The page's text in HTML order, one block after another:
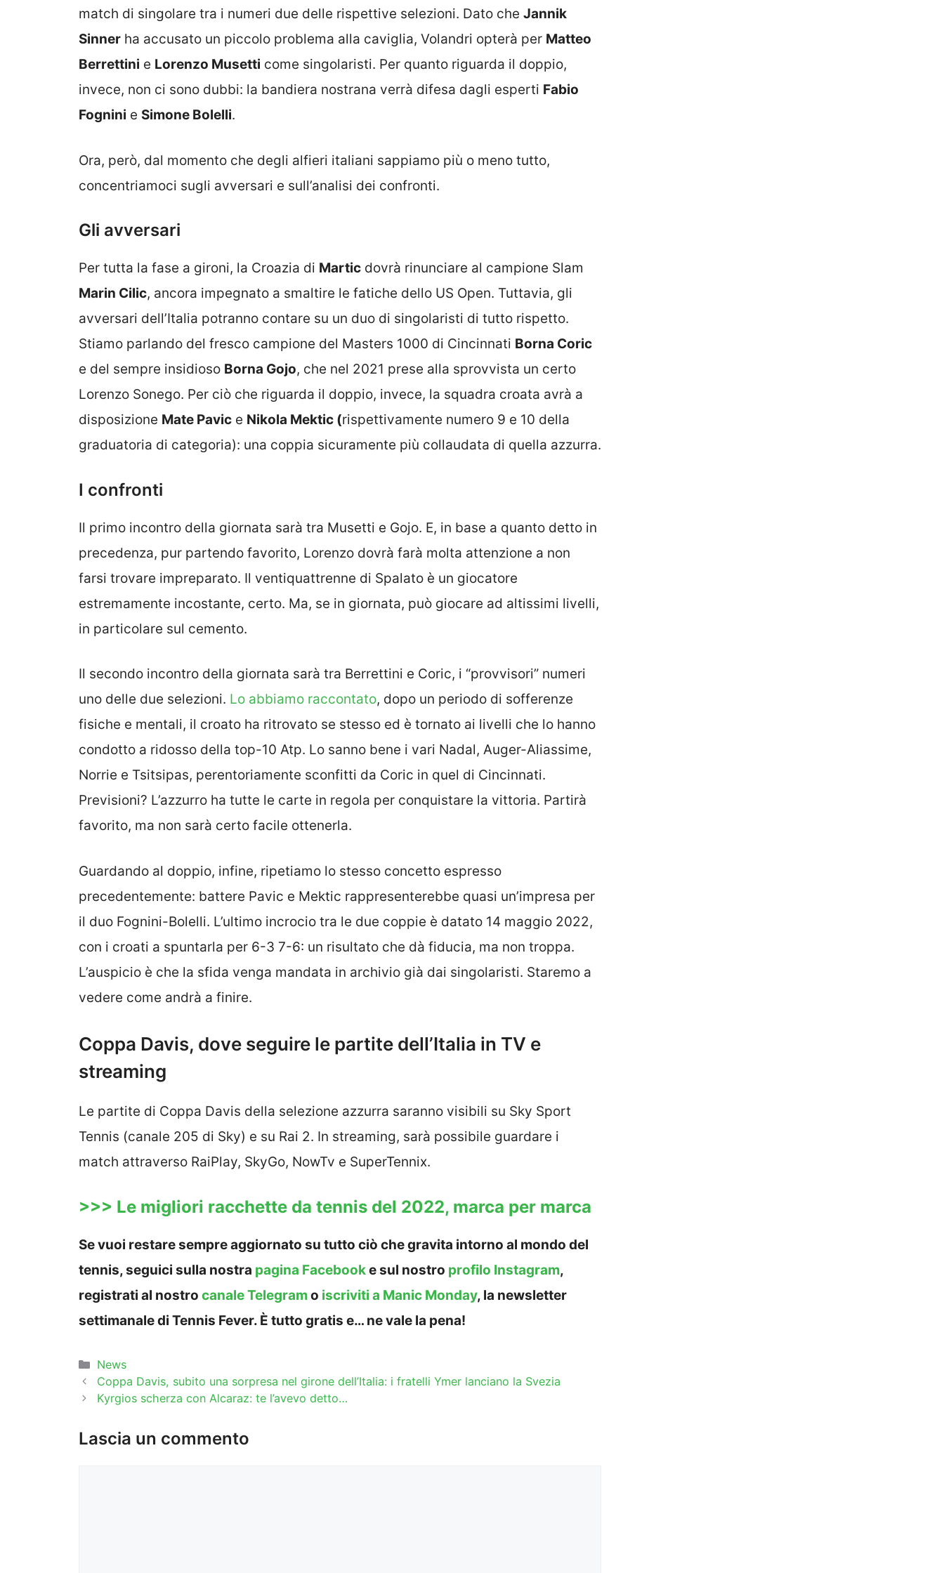
match di singolare tra i numeri due delle rispettive selezioni. Dato che Jannik
Sinner ha accusato un piccolo problema alla caviglia, Volandri opterà per Matteo
Berrettini e Lorenzo Musetti come singolaristi. Per quanto riguarda il doppio,
invece, non ci sono dubbi: la bandiera nostrana verrà difesa dagli esperti Fabio
Fognini e Simone Bolelli.
Ora, però, dal momento che degli alfieri italiani sappiamo più o meno tutto,
concentriamoci sugli avversari e sull’analisi dei confronti.
Gli avversari
Per tutta la fase a gironi, la Croazia di Martic dovrà rinunciare al campione Slam
Marin Cilic, ancora impegnato a smaltire le fatiche dello US Open. Tuttavia, gli
avversari dell’Italia potranno contare su un duo di singolaristi di tutto rispetto.
Stiamo parlando del fresco campione del Masters 1000 di Cincinnati Borna Coric
e del sempre insidioso Borna Gojo, che nel 2021 prese alla sprovvista un certo
Lorenzo Sonego. Per ciò che riguarda il doppio, invece, la squadra croata avrà a
disposizione Mate Pavic e Nikola Mektic (rispettivamente numero 9 e 10 della
graduatoria di categoria): una coppia sicuramente più collaudata di quella azzurra.
I confronti
Il primo incontro della giornata sarà tra Musetti e Gojo. E, in base a quanto detto in
precedenza, pur partendo favorito, Lorenzo dovrà farà molta attenzione a non
farsi trovare impreparato. Il ventiquattrenne di Spalato è un giocatore
estremamente incostante, certo. Ma, se in giornata, può giocare ad altissimi livelli,
in particolare sul cemento.
Il secondo incontro della giornata sarà tra Berrettini e Coric, i “provvisori” numeri
uno delle due selezioni. Lo abbiamo raccontato, dopo un periodo di sofferenze
fisiche e mentali, il croato ha ritrovato se stesso ed è tornato ai livelli che lo hanno
condotto a ridosso della top-10 Atp. Lo sanno bene i vari Nadal, Auger-Aliassime,
Norrie e Tsitsipas, perentoriamente sconfitti da Coric in quel di Cincinnati.
Previsioni? L’azzurro ha tutte le carte in regola per conquistare la vittoria. Partirà
favorito, ma non sarà certo facile ottenerla.
Guardando al doppio, infine, ripetiamo lo stesso concetto espresso
precedentemente: battere Pavic e Mektic rappresenterebbe quasi un’impresa per
il duo Fognini-Bolelli. L’ultimo incrocio tra le due coppie è datato 14 maggio 2022,
con i croati a spuntarla per 6-3 7-6: un risultato che dà fiducia, ma non troppa.
L’auspicio è che la sfida venga mandata in archivio già dai singolaristi. Staremo a
vedere come andrà a finire.
Coppa Davis, dove seguire le partite dell’Italia in TV e
streaming
Le partite di Coppa Davis della selezione azzurra saranno visibili su Sky Sport
Tennis (canale 205 di Sky) e su Rai 2. In streaming, sarà possibile guardare i
match attraverso RaiPlay, SkyGo, NowTv e SuperTennix.
>>> Le migliori racchette da tennis del 2022, marca per marca
Se vuoi restare sempre aggiornato su tutto ciò che gravita intorno al mondo del
tennis, seguici sulla nostra pagina Facebooke sul nostro profilo Instagram,
registrati al nostro canale Telegramo iscriviti a Manic Monday, la newsletter
settimanale di Tennis Fever. È tutto gratis e… ne vale la pena!
Categorie
News
Coppa Davis, subito una sorpresa nel girone dell’Italia: i fratelli Ymer lanciano la Svezia
Kyrgios scherza con Alcaraz: te l’avevo detto…
Lascia un commento